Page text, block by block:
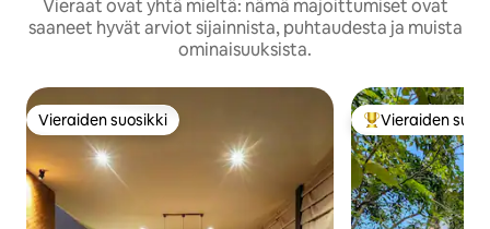
Vieraat ovat yhtä mieltä: nämä majoittumiset ovat
saaneet hyvät arviot sijainnista, puhtaudesta ja muista
ominaisuuksista.
Vieraiden suosikki
Vieraiden suosikki Vieraiden
Vieraiden